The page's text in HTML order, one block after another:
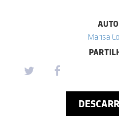
Marisa